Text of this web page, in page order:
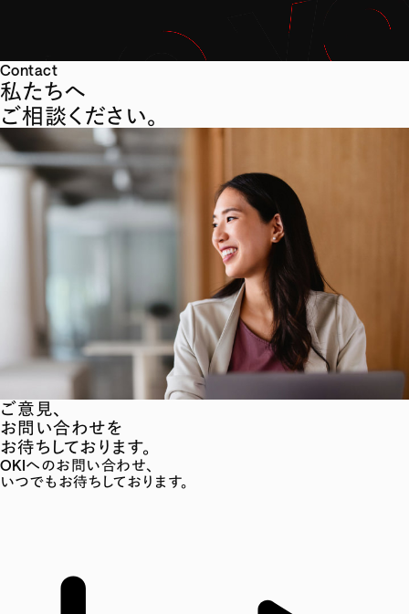
Contact
私たちへ
ご相談ください。
ご意見、
お問い合わせを
お待ちしております。
OKIへのお問い合わせ、
いつでもお待ちしております。